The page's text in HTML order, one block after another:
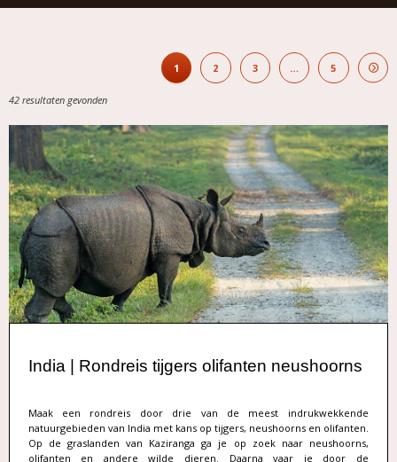
1 2 3 … 5
42 resultaten gevonden
India | Rondreis tijgers olifanten neushoorns
Maak een rondreis door drie van de meest indrukwekkende
natuurgebieden van India met kans op tijgers, neushoorns en olifanten.
Op de graslanden van Kaziranga ga je op zoek naar neushoorns,
olifanten en andere wilde dieren. Daarna vaar je door de